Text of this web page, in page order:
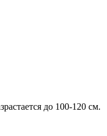
до 100-120 см.